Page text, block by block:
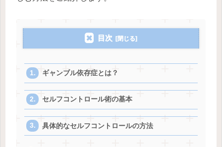
目次
ギャンブル依存症とは？
セルフコントロール術の基本
具体的なセルフコントロールの方法